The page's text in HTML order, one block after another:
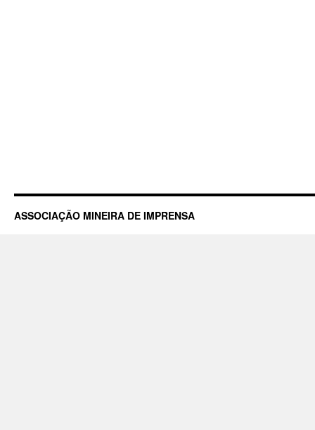
ASSOCIAÇÃO MINEIRA DE IMPRENSA